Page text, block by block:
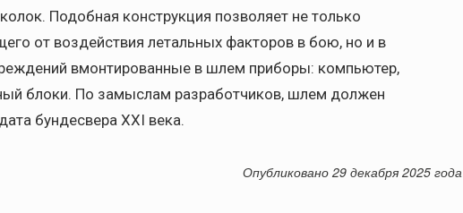
Подобная конструкция позволяет не только
от воздействия летальных факторов в бою, но и в
вмонтированные в шлем приборы: компьютер,
блоки. По замыслам разработчиков, шлем должен
бундесвера XXI века.
Опубликовано 29 декабря 2025 года